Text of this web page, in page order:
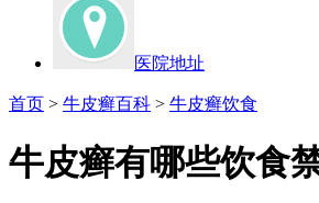
医院地址
首页 > 牛皮癣百科 > 牛皮癣饮食
牛皮癣有哪些饮食